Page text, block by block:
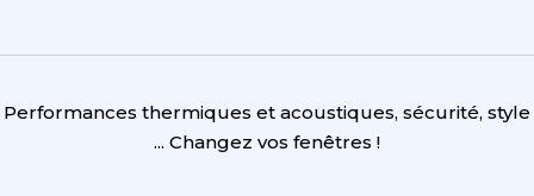
Performances thermiques et acoustiques, sécurité, style
... Changez vos fenêtres !